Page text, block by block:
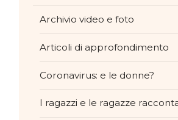
Archivio video e foto
Articoli di approfondimento
Coronavirus: e le donne?
I ragazzi e le ragazze